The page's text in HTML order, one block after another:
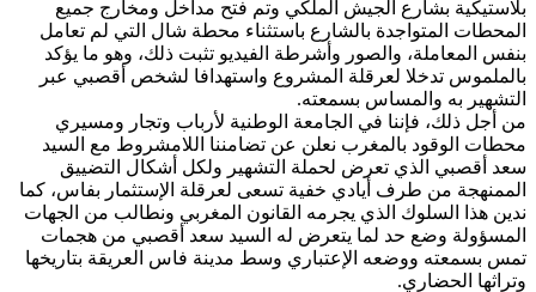
بلاستيكية بشارع الجيش الملكي وتم فتح مداخل ومخارج جميع
المحطات المتواجدة بالشارع باستثناء محطة شال التي لم تعامل
بنفس المعاملة، والصور وأشرطة الفيديو تثبت ذلك، وهو ما يؤكد
بالملموس تدخلا لعرقلة المشروع واستهدافا لشخص أقصبي عبر
التشهير به والمساس بسمعته.
من أجل ذلك، فإننا في الجامعة الوطنية لأرباب وتجار ومسيري
محطات الوقود بالمغرب نعلن عن تضامننا اللامشروط مع السيد
سعد أقصبي الذي تعرض لحملة التشهير ولكل أشكال التضييق
الممنهجة من طرف أيادي خفية تسعى لعرقلة الإستثمار بفاس، كما
ندين هذا السلوك الذي يجرمه القانون المغربي ونطالب من الجهات
المسؤولة وضع حد لما يتعرض له السيد سعد أقصبي من هجمات
تمس بسمعته ووضعه الإعتباري وسط مدينة فاس العريقة بتاريخها
وتراثها الحضاري.